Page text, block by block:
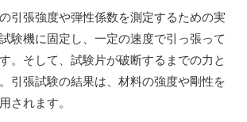
引張強度や弾性係数を測定するための実
験機に固定し、一定の速度で引っ張って
。そして、試験片が破断するまでの力と
引張試験の結果は、材料の強度や剛性を
されます。